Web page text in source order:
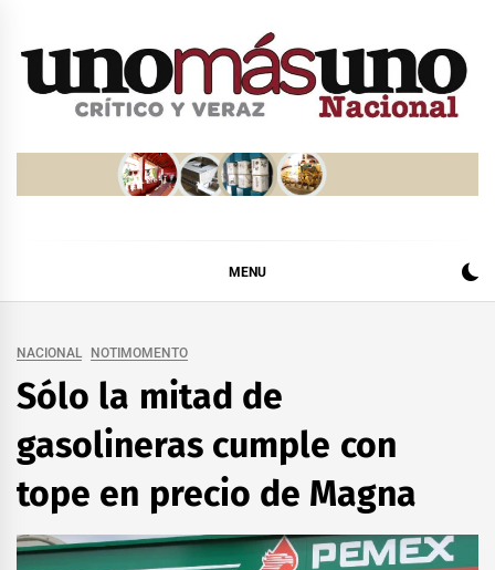
MENU
NACIONAL NOTIMOMENTO
Sólo la mitad de
gasolineras cumple con
tope en precio de Magna